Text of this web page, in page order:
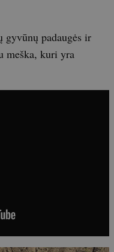
gyvūnų padaugės ir
meška, kuri yra